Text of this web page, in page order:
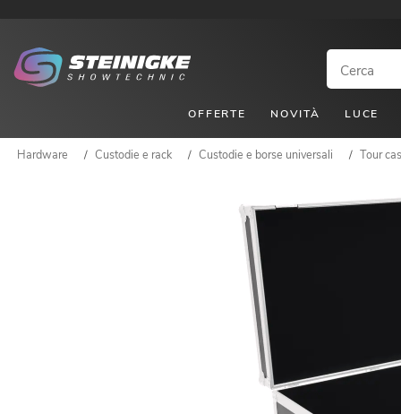
OFFERTE NOVITÀ LUCE
Hardware / Custodie e rack / Custodie e borse universali / Tour